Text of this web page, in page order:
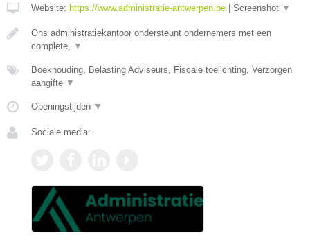
Website: https://www.administratie-antwerpen.be Screenshot ▼
Ons administratiekantoor ondersteunt ondernemers met een
complete, ▼
Boekhouding, Belasting Adviseurs, Fiscale toelichting, Verzorgen
aangifte ▼
Openingstijden ▼
Sociale media: